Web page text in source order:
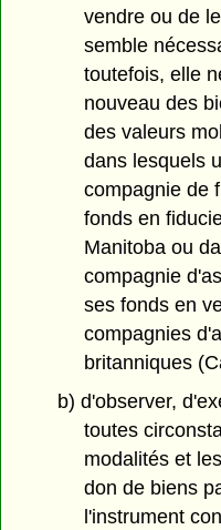
vendre ou de
semble
toutefois, elle
nouveau des
des valeurs
dans lesquels
compagnie de
fonds en
Manitoba ou
compagnie
ses fonds en
compagnies
britanniques
b) d'observer,
toutes
modalités et
don de biens
l'instrument